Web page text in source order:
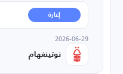
إعارة
2026-06-29
نوتينغهام